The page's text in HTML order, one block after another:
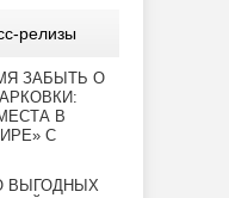
релизы
ЗАБЫТЬ О
В
С
ВЫГОДНЫХ